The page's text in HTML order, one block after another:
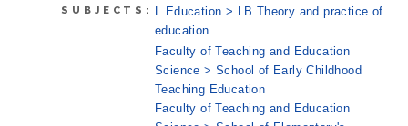
SUBJECTS:
L Education > LB Theory and practice of
education
Faculty of Teaching and Education
Science > School of Early Childhood
Teaching Education
Faculty of Teaching and Education